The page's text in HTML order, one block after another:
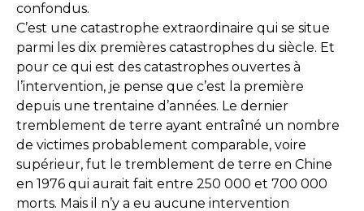
confondus.
C’est une catastrophe extraordinaire qui se situe
parmi les dix premières catastrophes du siècle. Et
pour ce qui est des catastrophes ouvertes à
l’intervention, je pense que c’est la première
depuis une trentaine d’années. Le dernier
tremblement de terre ayant entraîné un nombre
de victimes probablement comparable, voire
supérieur, fut le tremblement de terre en Chine
en 1976 qui aurait fait entre 250 000 et 700 000
morts. Mais il n’y a eu aucune intervention